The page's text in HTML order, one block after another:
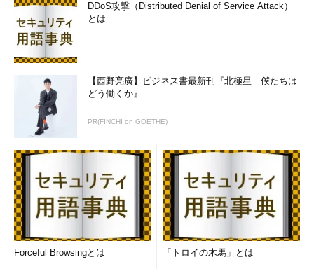
DDoS攻撃（Distributed Denial of Service Attack）
とは
【西野亮廣】ビジネス書最新刊『北極星 僕たちは
どう働くか』
PR(FINCHI on GOETHE)
Forceful Browsingとは 「トロイの木馬」とは